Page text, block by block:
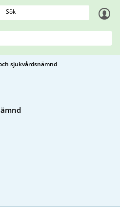
Sök
sjukvårdsnämnd